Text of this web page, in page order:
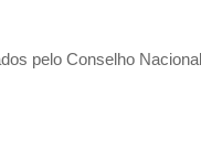
pelo Conselho